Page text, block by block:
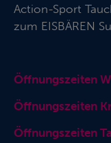
Action-Sport
zum EISBÄREN
Öffnungszeiten
Öffnungszeiten
Öffnungszeiten